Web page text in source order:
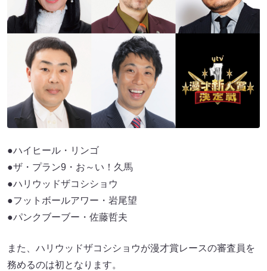
●ハイヒール・リンゴ
●ザ・プラン9・お～い！久馬
●ハリウッドザコシショウ
●フットボールアワー・岩尾望
●パンクブーブー・佐藤哲夫
また、ハリウッドザコシショウが漫才賞レースの審査員を
務めるのは初となります。